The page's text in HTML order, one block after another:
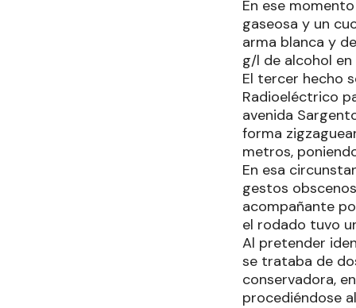
En ese
gaseosa y un
arma blanca y
g/l de alcohol
El tercer hecho
Radioeléctrico
avenida
forma
metros,
En esa
gestos
acompañante
el rodado tuvo
Al pretender
se trataba de
conservadora,
procediéndose